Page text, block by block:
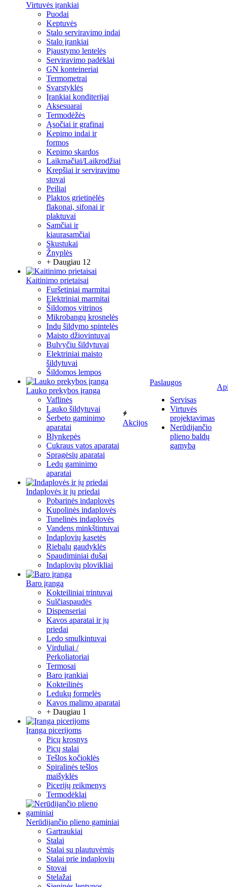
Virtuvės įrankiai
Puodai
Keptuvės
Stalo serviravimo indai
Stalo įrankiai
Pjaustymo lentelės
Serviravimo padėklai
GN konteineriai
Termometrai
Svarstyklės
Įrankiai konditerijai
Aksesuarai
Termodėžės
Ąsočiai ir grafinai
Kepimo indai ir
formos
Kepimo skardos
Laikmačiai/Laikrodžiai
Krepšiai ir serviravimo
stovai
Peiliai
Plaktos grietinėlės
flakonai, sifonai ir
plaktuvai
Samčiai ir
kiaurasamčiai
Skustukai
Žnyplės
+ Daugiau 12
Kaitinimo prietaisai
Furšetiniai marmitai
Elektriniai marmitai
Šildomos vitrinos
Mikrobangų krosnelės
Indų šildymo spintelės
Maisto džiovintuvai
Bulvyčiu šildytuvai
Elektriniai maisto
šildytuvai
Šildomos lempos
Lauko prekybos įranga
Vaflinės
Lauko šildytuvai
Šerbeto gaminimo
aparatai
Blynkepės
Cukraus vatos aparatai
Spragėsių aparatai
Ledų gaminimo
aparatai
Indaplovės ir jų priedai
Pobarinės indaplovės
Kupolinės indaplovės
Tunelinės indaplovės
Vandens minkštintuvai
Indaplovių kasetės
Riebalų gaudyklės
Spaudiminiai dušai
Indaplovių plovikliai
Baro įranga
Kokteiliniai trintuvai
Sulčiaspaudės
Dispenseriai
Kavos aparatai ir jų
priedai
Ledo smulkintuvai
Virduliai /
Perkoliatoriai
Termosai
Baro įrankiai
Kokteilinės
Ledukų formelės
Kavos malimo aparatai
+ Daugiau 1
Įranga picerijoms
Picų krosnys
Picų stalai
Tešlos kočioklės
Spiralinės tešlos
maišyklės
Picerijų reikmenys
Termodėklai
Nerūdijančio plieno gaminiai
Gartraukiai
Stalai
Stalai su plautuvėmis
Stalai prie indaplovių
Stovai
Stelažai
Akcijos
Paslaugos
Servisas
Virtuvės
projektavimas
Nerūdijančio
plieno baldų
gamyba